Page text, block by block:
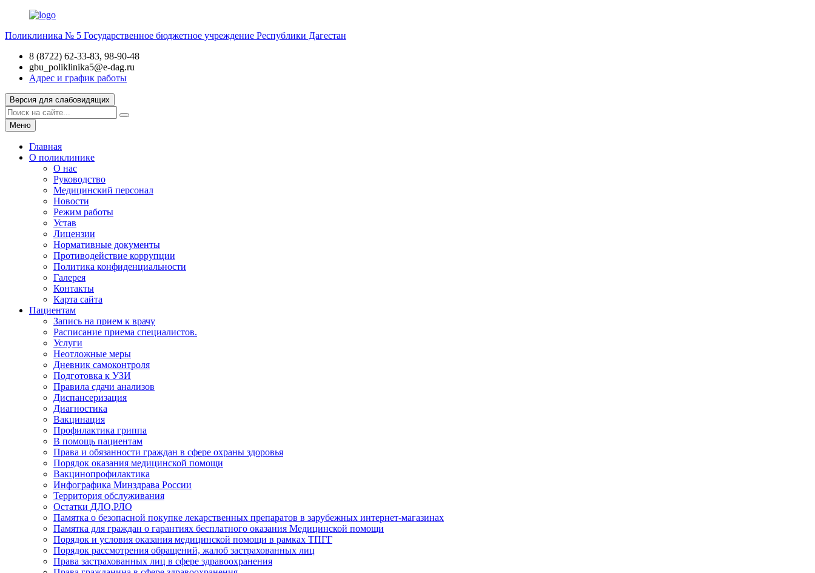
Поликлиника № 5 Государственное бюджетное учреждение Республики Дагестан
8 (8722) 62-33-83, 98-90-48
gbu_poliklinika5@e-dag.ru
Адрес и график работы
Версия для слабовидящих
Меню
Главная
О поликлинике
О нас
Руководство
Медицинский персонал
Новости
Режим работы
Устав
Лицензии
Нормативные документы
Противодействие коррупции
Политика конфиденциальности
Галерея
Контакты
Карта сайта
Пациентам
Запись на прием к врачу
Расписание приема специалистов.
Услуги
Неотложные меры
Дневник самоконтроля
Подготовка к УЗИ
Правила сдачи анализов
Диспансеризация
Диагностика
Вакцинация
Профилактика гриппа
В помощь пациентам
Права и обязанности граждан в сфере охраны здоровья
Порядок оказания медицинской помощи
Вакцинопрофилактика
Инфографика Минздрава России
Территория обслуживания
Остатки ДЛО,РЛО
Памятка о безопасной покупке лекарственных препаратов в зарубежных интернет-магазинах
Памятка для граждан о гарантиях бесплатного оказания Медицинской помощи
Порядок и условия оказания медицинской помощи в рамках ТПГГ
Порядок рассмотрения обращений, жалоб застрахованных лиц
Права застрахованных лиц в сфере здравоохранения